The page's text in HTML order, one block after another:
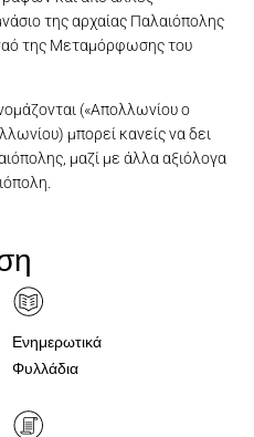
της αρχαίας Παλαιόπολης
της Μεταμόρφωσης του
(«Απολλωνίου ο
μπορεί κανείς να δει
μαζί με άλλα αξιόλογα
φύλλου).
λαβές (tabula ansata)
Ενημερωτικά
Φυλλάδια